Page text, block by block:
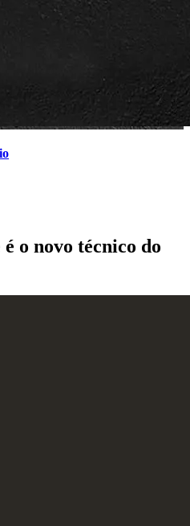
o novo técnico do